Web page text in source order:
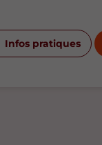
Infos pratiques